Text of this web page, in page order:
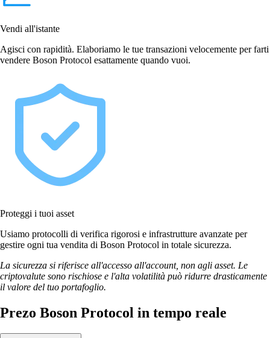
Vendi all'istante
Agisci con rapidità. Elaboriamo le tue transazioni velocemente per farti
vendere Boson Protocol esattamente quando vuoi.
Proteggi i tuoi asset
Usiamo protocolli di verifica rigorosi e infrastrutture avanzate per
gestire ogni tua vendita di Boson Protocol in totale sicurezza.
La sicurezza si riferisce all'accesso all'account, non agli asset. Le
criptovalute sono rischiose e l'alta volatilità può ridurre drasticamente
il valore del tuo portafoglio.
Prezo Boson Protocol in tempo reale